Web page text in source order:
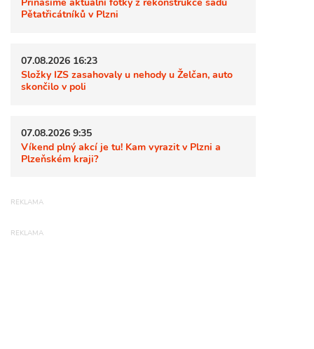
Pětatřicátníků v Plzni
07.08.2026 16:23
Složky IZS zasahovaly u nehody u Želčan, auto
skončilo v poli
07.08.2026 9:35
Víkend plný akcí je tu! Kam vyrazit v Plzni a
Plzeňském kraji?